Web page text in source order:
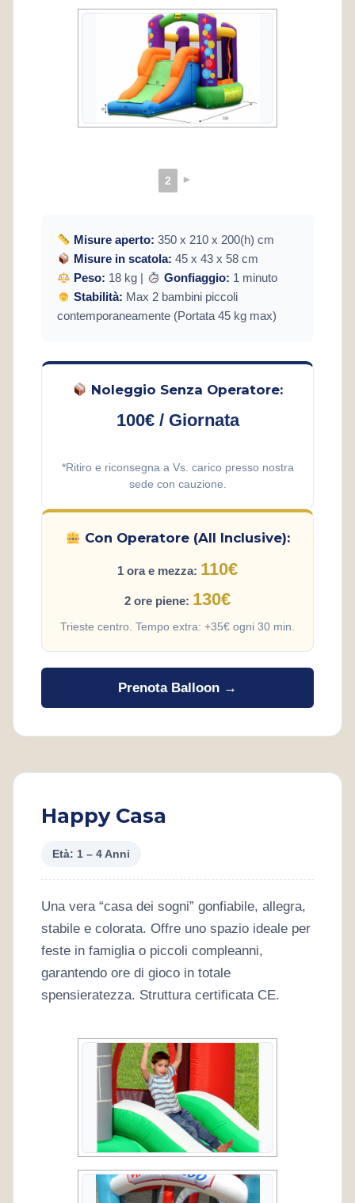
2 ►
Misure aperto: 350 x 210 x 200(h) cm
Misure in scatola: 45 x 43 x 58 cm
Peso: 18 kg | Gonfiaggio: 1 minuto
Stabilità: Max 2 bambini piccoli
contemporaneamente (Portata 45 kg max)
Noleggio Senza Operatore:
100€ / Giornata
*Ritiro e riconsegna a Vs. carico presso nostra
sede con cauzione.
Con Operatore (All Inclusive):
1 ora e mezza: 110€
2 ore piene: 130€
Trieste centro. Tempo extra: +35€ ogni 30 min.
Prenota Balloon →
Happy Casa
Età: 1 – 4 Anni
Una vera “casa dei sogni” gonfiabile, allegra,
stabile e colorata. Offre uno spazio ideale per
feste in famiglia o piccoli compleanni,
garantendo ore di gioco in totale
spensieratezza. Struttura certificata CE.